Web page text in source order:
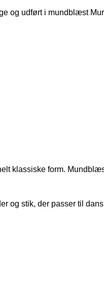
og udført i mundblæst
klassiske form.
og stik, der passer til